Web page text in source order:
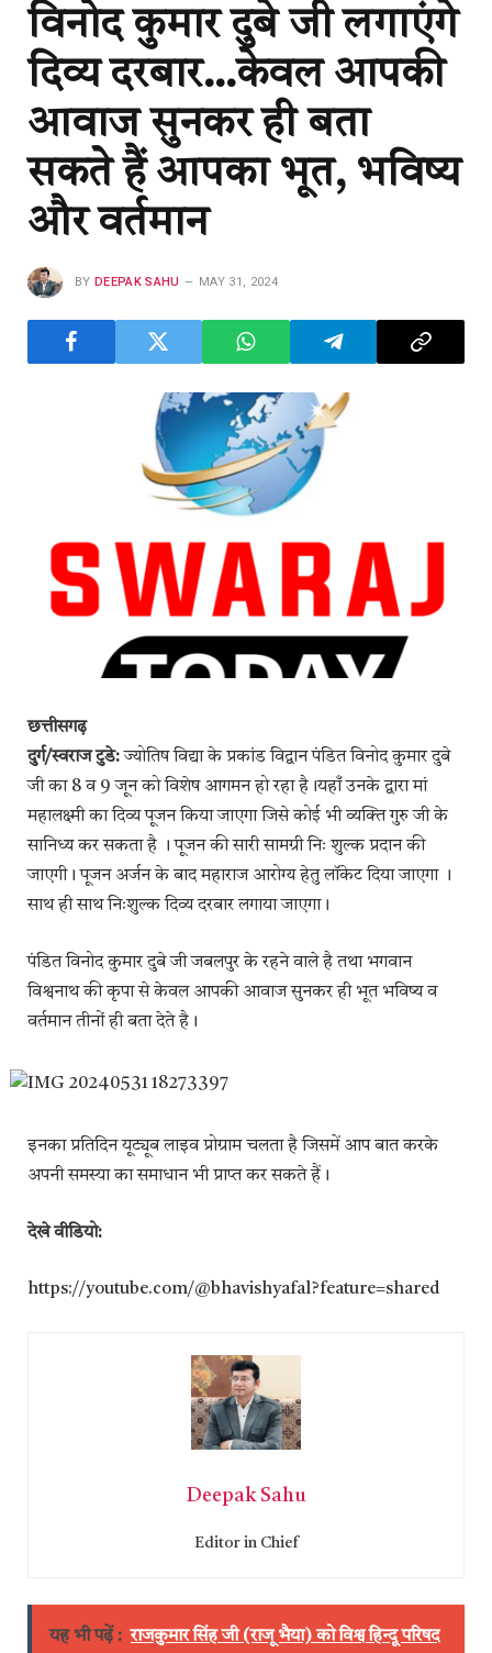
विनोद कुमार दुबे जी लगाएंगे
दिव्य दरबार…केवल आपकी
आवाज सुनकर ही बता
सकते हैं आपका भूत, भविष्य
और वर्तमान
BY DEEPAK SAHU MAY 31, 2024
छत्तीसगढ़
दुर्ग/स्वराज टुडे:ज्योतिष विद्या के प्रकांड विद्वान पंडित विनोद कुमार दुबे
जी का 8 व 9 जून को विशेष आगमन हो रहा है।यहाँ उनके द्वारा मां
महालक्ष्मी का दिव्य पूजन किया जाएगा जिसे कोई भी व्यक्ति गुरु जी के
सानिध्य कर सकता है । पूजन की सारी सामग्री निः शुल्क प्रदान की
जाएगी। पूजन अर्जन के बाद महाराज आरोग्य हेतु लॉकेट दिया जाएगा ।
साथ ही साथ निःशुल्क दिव्य दरबार लगाया जाएगा।
पंडित विनोद कुमार दुबे जी जबलपुर के रहने वाले है तथा भगवान
विश्वनाथ की कृपा से केवल आपकी आवाज सुनकर ही भूत भविष्य व
वर्तमान तीनों ही बता देते है।
इनका प्रतिदिन यूट्यूब लाइव प्रोग्राम चलता है जिसमें आप बात करके
अपनी समस्या का समाधान भी प्राप्त कर सकते हैं।
देखे वीडियो:
https://youtube.com/@bhavishyafal?feature=shared
Deepak Sahu
Editor in Chief
यह भी पढ़ें : राजकुमार सिंह जी (राजू भैया) को विश्व हिन्दू परिषद